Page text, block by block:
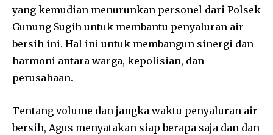
yang kemudian menurunkan personel dari Polsek
Gunung Sugih untuk membantu penyaluran air
bersih ini. Hal ini untuk membangun sinergi dan
harmoni antara warga, kepolisian, dan
perusahaan.
Tentang volume dan jangka waktu penyaluran air
bersih, Agus menyatakan siap berapa saja dan dan